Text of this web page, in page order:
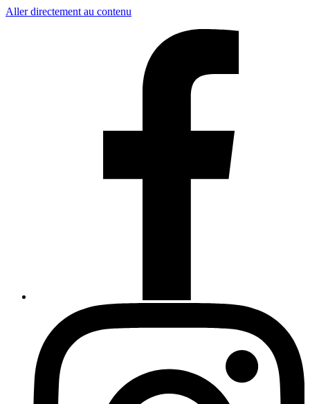
Aller directement au contenu